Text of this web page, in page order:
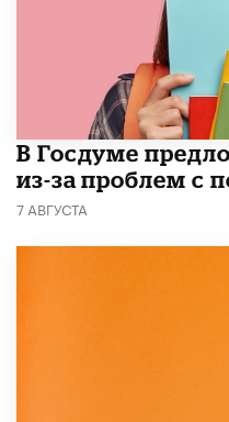
В Госдуме
из-за проблем с
7 АВГУСТА